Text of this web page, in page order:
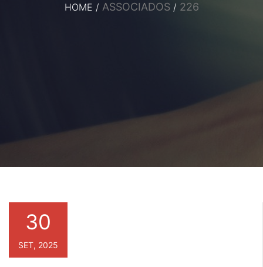
HOME / ASSOCIADOS / 226
30
SET, 2025